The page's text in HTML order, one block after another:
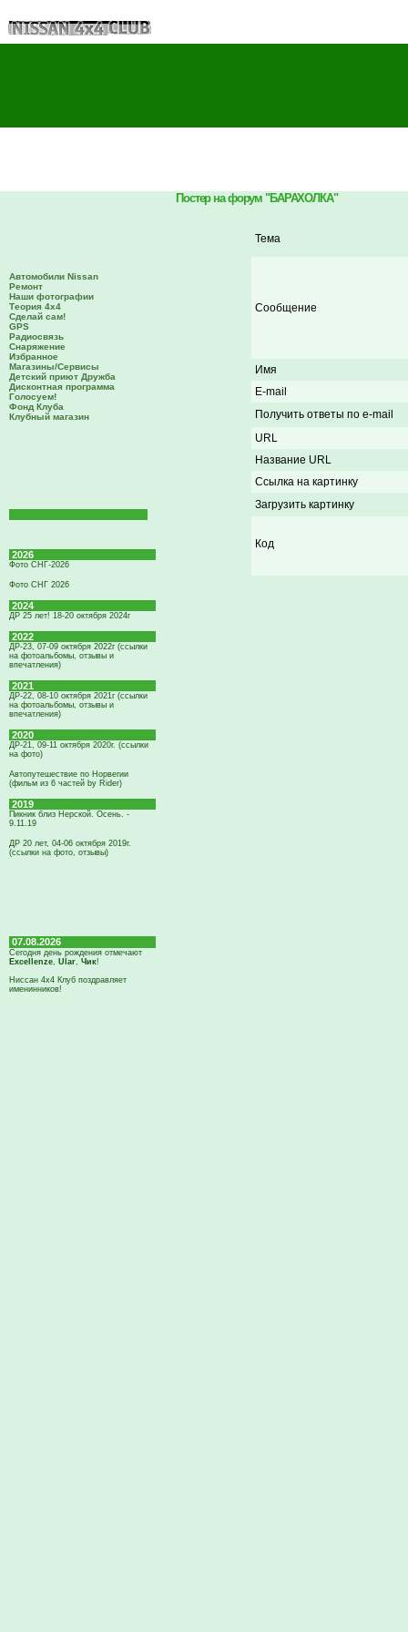
Автомобили Nissan
Ремонт
Наши фотографии
Теория 4х4
Сделай сам!
GPS
Радиосвязь
Снаряжение
Избранное
Магазины/Сервисы
Детский приют Дружба
Дисконтная программа
Голосуем!
Фонд Клуба
Клубный магазин
2026
Фото СНГ-2026
Фото СНГ 2026
2024
ДР 25 лет! 18-20 октября 2024г
2022
ДР-23, 07-09 октября 2022г (ссылки
на фотоальбомы, отзывы и
впечатления)
2021
ДР-22, 08-10 октября 2021г (ссылки
на фотоальбомы, отзывы и
впечатления)
2020
ДР-21, 09-11 октября 2020г. (ссылки
на фото)
Автопутешествие по Норвегии
(фильм из 6 частей by Rider)
2019
Пикник близ Нерской. Осень. -
9.11.19
ДР 20 лет, 04-06 октября 2019г.
(ссылки на фото, отзывы)
07.08.2026
Сегодня день рождения отмечают
Excellenze, Ular, Чик!
Ниссан 4х4 Клуб поздравляет
именинников!
Постер на форум "БАРАХОЛКА"
Тема
Сообщение
Имя
E-mail
Получить ответы по e-mail
URL
Название URL
Ссылка на картинку
Загрузить картинку
Код